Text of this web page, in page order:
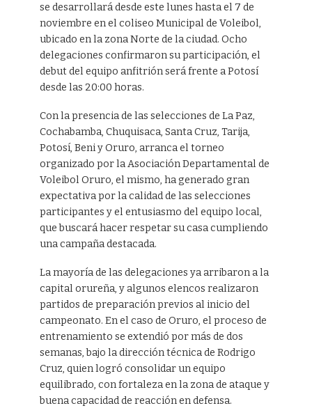
se desarrollará desde este lunes hasta el 7 de
noviembre en el coliseo Municipal de Voleibol,
ubicado en la zona Norte de la ciudad. Ocho
delegaciones confirmaron su participación, el
debut del equipo anfitrión será frente a Potosí
desde las 20:00 horas.
Con la presencia de las selecciones de La Paz,
Cochabamba, Chuquisaca, Santa Cruz, Tarija,
Potosí, Beni y Oruro, arranca el torneo
organizado por la Asociación Departamental de
Voleibol Oruro, el mismo, ha generado gran
expectativa por la calidad de las selecciones
participantes y el entusiasmo del equipo local,
que buscará hacer respetar su casa cumpliendo
una campaña destacada.
La mayoría de las delegaciones ya arribaron a la
capital orureña, y algunos elencos realizaron
partidos de preparación previos al inicio del
campeonato. En el caso de Oruro, el proceso de
entrenamiento se extendió por más de dos
semanas, bajo la dirección técnica de Rodrigo
Cruz, quien logró consolidar un equipo
equilibrado, con fortaleza en la zona de ataque y
buena capacidad de reacción en defensa.